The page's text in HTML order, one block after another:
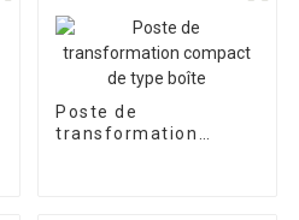
Poste de
transformation